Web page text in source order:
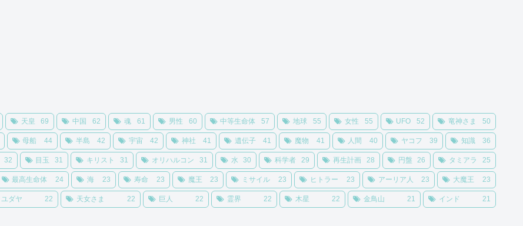
天皇 69 中国 62 魂 61 男性 60 中等生命体 57 地球 55 女性 55 UFO 52 竜神さま 50
母船 44 半島 42 宇宙 42 神社 41 遺伝子 41 魔物 41 人間 40 ヤコフ 39 知識 36
32 目玉 31 キリスト 31 オリハルコン 31 水 30 科学者 29 再生計画 28 円盤 26 タミアラ 25
最高生命体 24 海 23 寿命 23 魔王 23 ミサイル 23 ヒトラー 23 アーリア人 23 大魔王 23
ユダヤ 22 天女さま 22 巨人 22 霊界 22 木星 22 金鳥山 21 インド 21